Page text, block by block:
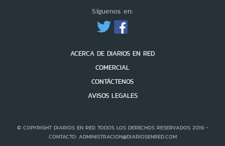
Síguenos en:
ACERCA DE DIARIOS EN RED
COMERCIAL
CONTÁCTENOS
AVISOS LEGALES
© COPYRIGHT DIARIOS EN RED TODOS LOS DERECHOS RESERVADOS 2019 -
CONTACTO: ADMINISTRACION@DIARIOSENRED.COM